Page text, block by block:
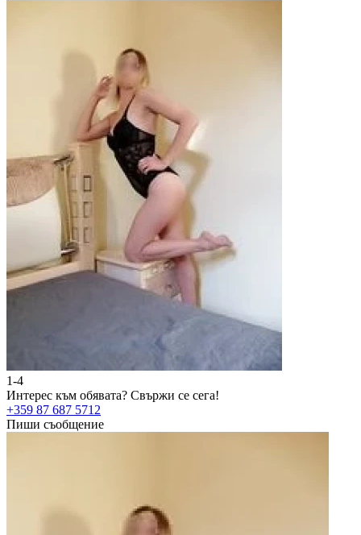
1-4
Интерес към обявата? Свържи се сега!
+359 87 687 5712
Пиши съобщение